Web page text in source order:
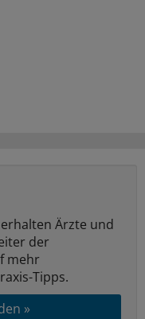
erhalten Ärzte und
der
mehr
Tipps.
»